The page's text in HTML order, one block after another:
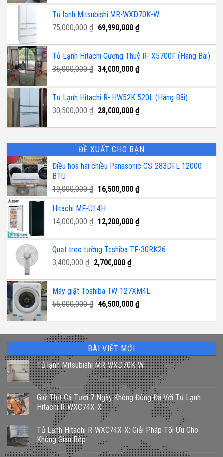
là:
60,000,000 ₫.
tại
là:
48,000,000 ₫.
Tủ lạnh Mitsubishi MR-WXD70K-W
75,000,000₫ Giá
75,000,000 ₫.
69,990,000 ₫Giá
là:
69,990,000 ₫.
Tủ Lạnh Hitachi Gương Thuỷ R- X5700F (Hàng Bãi)
36,000,000₫ Giá
36,000,000 ₫.
34,000,000 ₫Giá
là:
34,000,000 ₫.
Tủ Lạnh Hitachi R- HW52K 520L (Hàng Bãi)
30,500,000₫ Giá
30,500,000 ₫.
28,000,000 ₫Giá
là:
28,000,000 ₫.
ĐỀ XUẤT CHO BẠN
Điều hoà hai chiều Panasonic CS-283DFL 12000
BTU
19,000,000₫ Giá
gốc
là:
19,000,000 ₫.
16,500,000 ₫Giá
hiện
là:
Hitachi MF-U14H
14,000,000₫ Giá
14,000,000 ₫.
12,200,000 ₫Giá
là:
Quạt treo tường Toshiba TF-30RK26
3,400,000₫ Giá
3,400,000 ₫.
2,700,000 ₫Giá
là:
2,700,000 ₫.
Máy giặt Toshiba TW-127XM4L
55,000,000₫ Giá
55,000,000 ₫.
46,500,000 ₫Giá
là:
BÀI VIẾT MỚI
Tủ lạnh Mitsubishi MR-WXD70K-W
Giữ Thịt Cá Tươi 7 Ngày Không Đông Đá Với Tủ Lạnh
Hitachi R-WXC74X-X
Tủ Lạnh Hitachi R-WXC74X-X: Giải Pháp Tối Ưu Cho
Không Gian Bếp